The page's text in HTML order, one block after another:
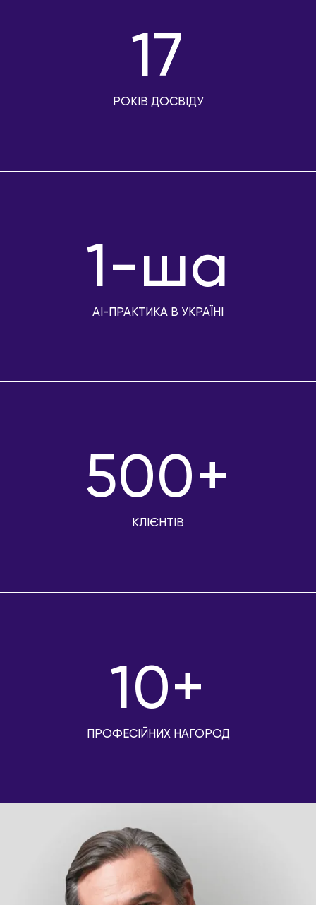
17
РОКІВ ДОСВІДУ
1-ша
AI-ПРАКТИКА В УКРАЇНІ
500+
КЛІЄНТІВ
10+
ПРОФЕСІЙНИХ НАГОРОД